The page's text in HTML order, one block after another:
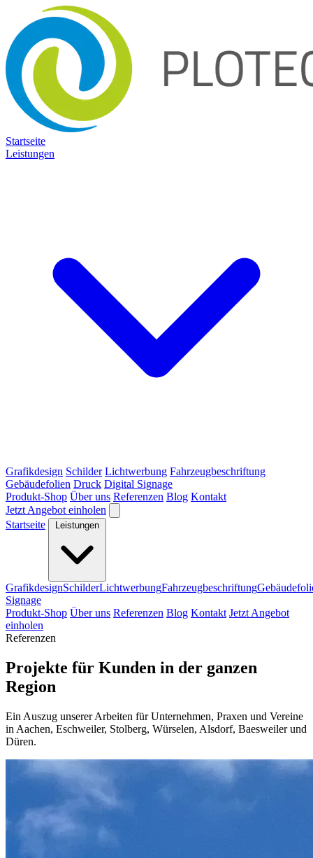
Startseite
Leistungen
Grafikdesign Schilder Lichtwerbung Fahrzeugbeschriftung
Gebäudefolien Druck Digital Signage
Produkt-Shop Über uns Referenzen Blog Kontakt
Jetzt Angebot einholen
Startseite
GrafikdesignSchilderLichtwerbungFahrzeugbeschriftung
Signage
Produkt-Shop Über uns Referenzen Blog Kontakt Jetzt Angebot
einholen
Referenzen
Projekte für Kunden in der ganzen
Region
Ein Auszug unserer Arbeiten für Unternehmen, Praxen und Vereine
in Aachen, Eschweiler, Stolberg, Würselen, Alsdorf, Baesweiler und
Düren.